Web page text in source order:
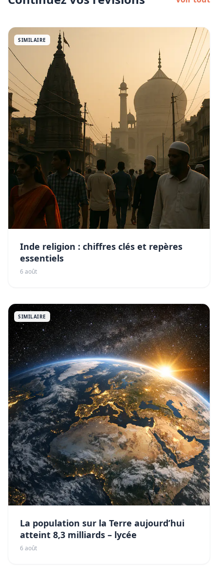
SIMILAIRE
Inde religion : chiffres clés et repères
essentiels
6 août
SIMILAIRE
La population sur la Terre aujourd’hui
atteint 8,3 milliards – lycée
6 août